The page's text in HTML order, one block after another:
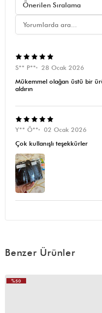
Önerilen Sıralama
S** P**
28 Ocak 2026
Mükemmel olağan üstü bir
aldırın
Y** Ö**
02 Ocak 2026
Çok kullanışlı teşekkürler
Benzer Ürünler
%50